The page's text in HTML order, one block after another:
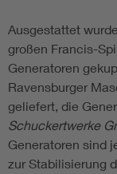
Ausgestattet
großen Francis-
Generatoren
Ravensburger
geliefert, die
Schuckertwerke
Generatoren sind
zur Stabilisierung